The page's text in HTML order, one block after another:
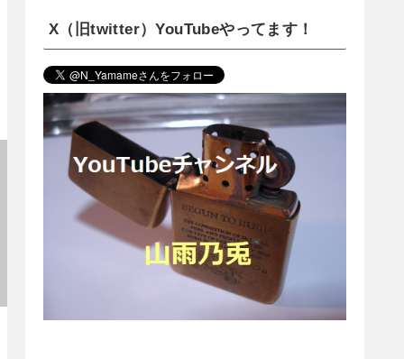
X（旧twitter）YouTubeやってます！